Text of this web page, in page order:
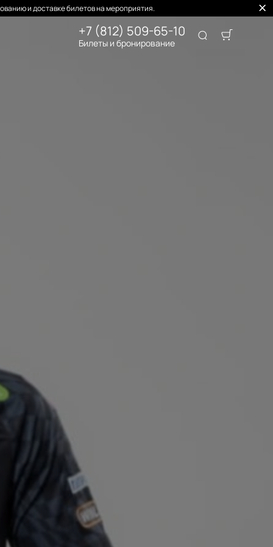
и доставке билетов на мероприятия.
+7 (812) 509-65-10
Билеты и бронирование